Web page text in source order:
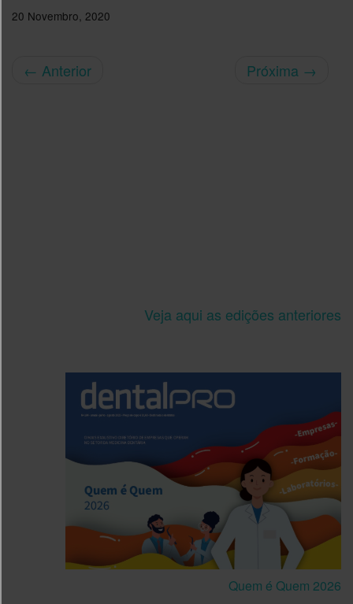
20 Novembro, 2020
← Anterior Próxima →
Veja aqui as edições anteriores
Quem é Quem 2026